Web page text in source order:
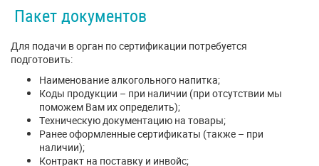
Пакет документов
Для подачи в орган по сертификации потребуется
подготовить:
Наименование алкогольного напитка;
Коды продукции – при наличии (при отсутствии мы
поможем Вам их определить);
Техническую документацию на товары;
Ранее оформленные сертификаты (также – при
наличии);
Контракт на поставку и инвойс;